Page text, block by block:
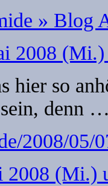
» Blog
2008
hier so
denn
2008/05/
2008 (Mi.)